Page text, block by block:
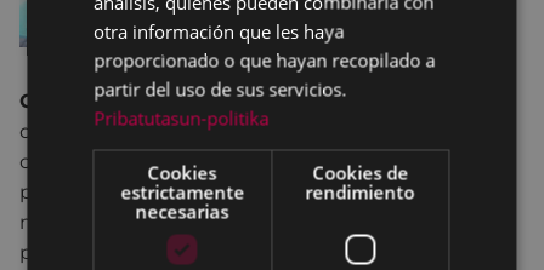
Carlos Suárezse ha enfrentado a todos sus límites
dentro del mundo de la aventura. Inquieto, cuenta
con un extenso historial de expediciones y viajes
por los cinco continentes. Montañas de 8000
metros, saltos BASE desde 6000 metros, pasando
por sus ascensiones de octavo grado sin cuerda o
otra información que les haya
proporcionado o que hayan recopilado a
partir del uso de sus servicios.
Pribatutasun-politika
Cookies
estrictamente
necesarias
Cookies de
rendimiento